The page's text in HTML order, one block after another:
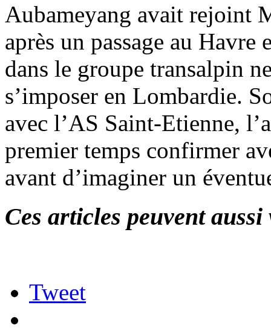
Aubameyang avait rejoint
après un passage au
dans le groupe transalpin
s’imposer en Lombardie.
avec l’AS Saint-Etienne,
premier temps confirmer
avant d’imaginer un
Ces articles peuvent
Tweet